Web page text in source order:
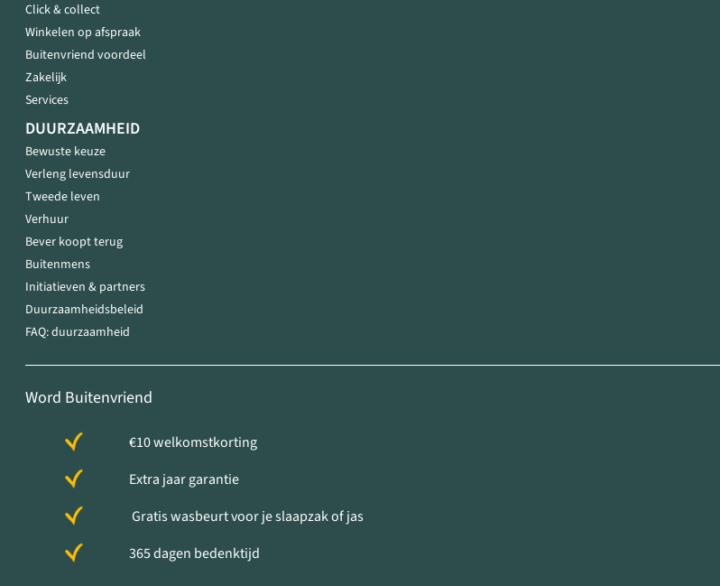
Click & collect
Winkelen op afspraak
Buitenvriend voordeel
Zakelijk
Services
DUURZAAMHEID
Bewuste keuze
Verleng levensduur
Tweede leven
Verhuur
Bever koopt terug
Buitenmens
Initiatieven & partners
Duurzaamheidsbeleid
FAQ: duurzaamheid
Word Buitenvriend
€10 welkomstkorting
Extra jaar garantie
Gratis wasbeurt voor je slaapzak of jas
365 dagen bedenktijd